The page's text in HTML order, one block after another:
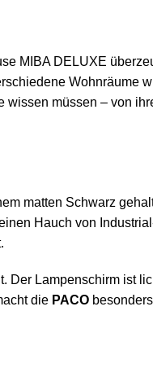
MIBA DELUXE
Wohnräume
wissen müssen – von
matten Schwarz
Hauch von
Der Lampenschirm ist
die PACO